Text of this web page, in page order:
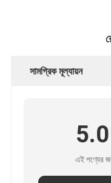
সামগ্রিক মূল্যায়ন
5.0
এই পণ্যের